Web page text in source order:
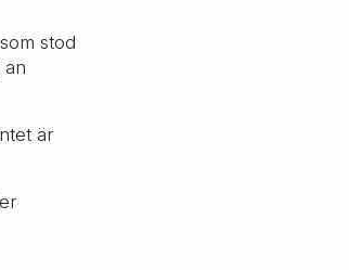
stod
an
är